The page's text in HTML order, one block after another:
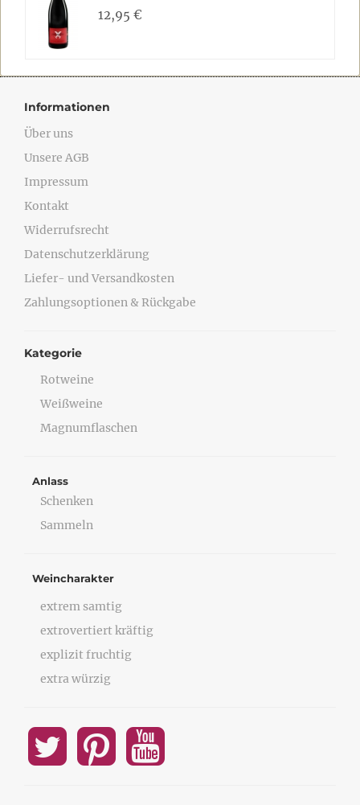
12,95 €
Informationen
Über uns
Unsere AGB
Impressum
Kontakt
Widerrufsrecht
Datenschutzerklärung
Liefer- und Versandkosten
Zahlungsoptionen & Rückgabe
Kategorie
Rotweine
Weißweine
Magnumflaschen
Anlass
Schenken
Sammeln
Weincharakter
extrem samtig
extrovertiert kräftig
explizit fruchtig
extra würzig